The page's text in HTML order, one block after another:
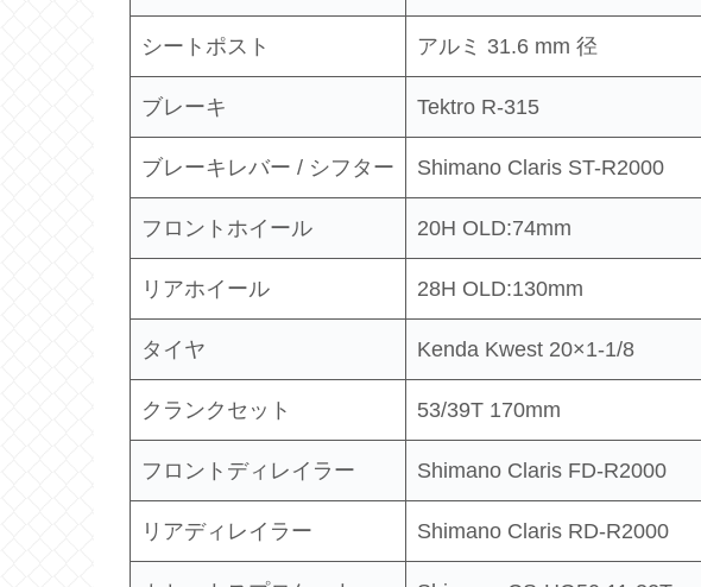
シートポスト アルミ 31.6 mm 径
ブレーキ Tektro R-315
ブレーキレバー / シフター Shimano Claris ST-R2000
フロントホイール 20H OLD:74mm
リアホイール 28H OLD:130mm
タイヤ Kenda Kwest 20×1-1/8
クランクセット 53/39T 170mm
フロントディレイラー Shimano Claris FD-R2000
リアディレイラー Shimano Claris RD-R2000